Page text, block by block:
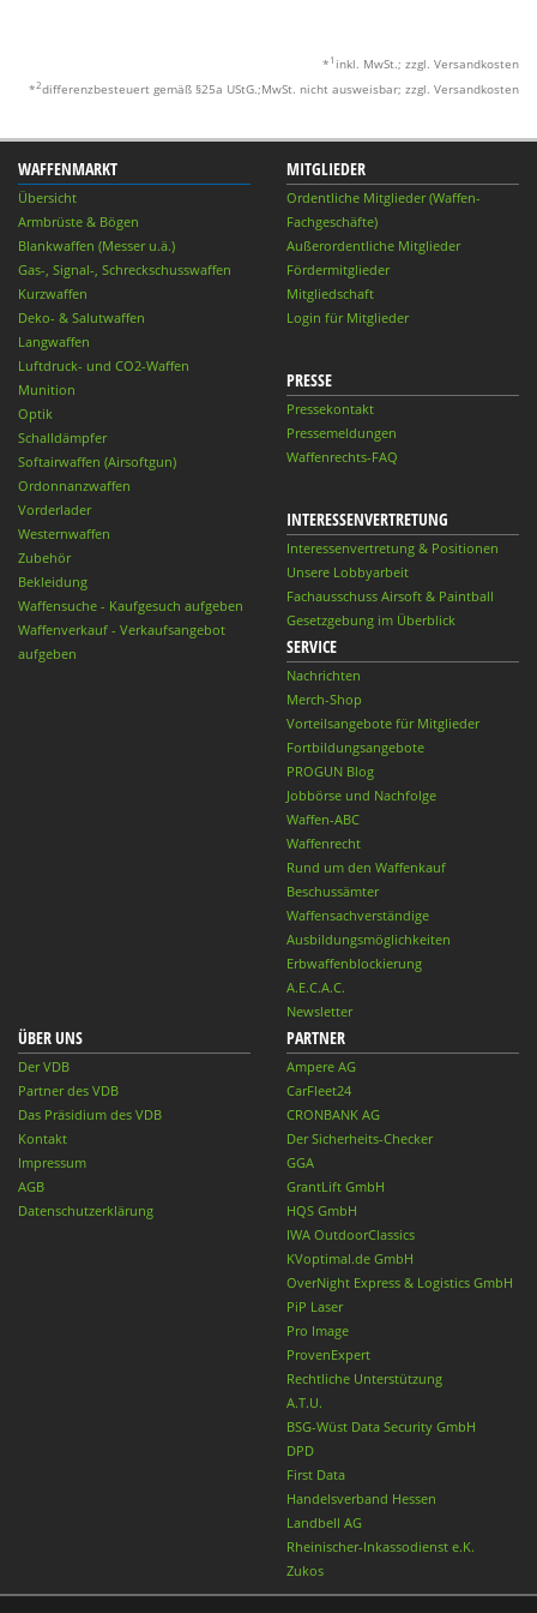
* 1 inkl. MwSt.; zzgl. Versandkosten
*2differenzbesteuert gemäß §25a UStG.;MwSt. nicht ausweisbar; zzgl. Versandkosten
WAFFENMARKT
Übersicht
Armbrüste & Bögen
Blankwaffen (Messer u.ä.)
Gas-, Signal-, Schreckschusswaffen
Kurzwaffen
Deko- & Salutwaffen
Langwaffen
Luftdruck- und CO2-Waffen
Munition
Optik
Schalldämpfer
Softairwaffen (Airsoftgun)
Ordonnanzwaffen
Vorderlader
Westernwaffen
Zubehör
Bekleidung
Waffensuche - Kaufgesuch aufgeben
Waffenverkauf - Verkaufsangebot
aufgeben
MITGLIEDER
Ordentliche Mitglieder (Waffen-
Fachgeschäfte)
Außerordentliche Mitglieder
Fördermitglieder
Mitgliedschaft
Login für Mitglieder
PRESSE
Pressekontakt
Pressemeldungen
Waffenrechts-FAQ
INTERESSENVERTRETUNG
Interessenvertretung & Positionen
Unsere Lobbyarbeit
Fachausschuss Airsoft & Paintball
Gesetzgebung im Überblick
SERVICE
Nachrichten
Merch-Shop
Vorteilsangebote für Mitglieder
Fortbildungsangebote
PROGUN Blog
Jobbörse und Nachfolge
Waffen-ABC
Waffenrecht
Rund um den Waffenkauf
Beschussämter
Waffensachverständige
Ausbildungsmöglichkeiten
Erbwaffenblockierung
A.E.C.A.C.
Newsletter
ÜBER UNS
Der VDB
Partner des VDB
Das Präsidium des VDB
Kontakt
Impressum
AGB
Datenschutzerklärung
PARTNER
Ampere AG
CarFleet24
CRONBANK AG
Der Sicherheits-Checker
GGA
GrantLift GmbH
HQS GmbH
IWA OutdoorClassics
KVoptimal.de GmbH
OverNight Express & Logistics GmbH
PiP Laser
Pro Image
ProvenExpert
Rechtliche Unterstützung
A.T.U.
BSG-Wüst Data Security GmbH
DPD
First Data
Handelsverband Hessen
Landbell AG
Rheinischer-Inkassodienst e.K.
Zukos